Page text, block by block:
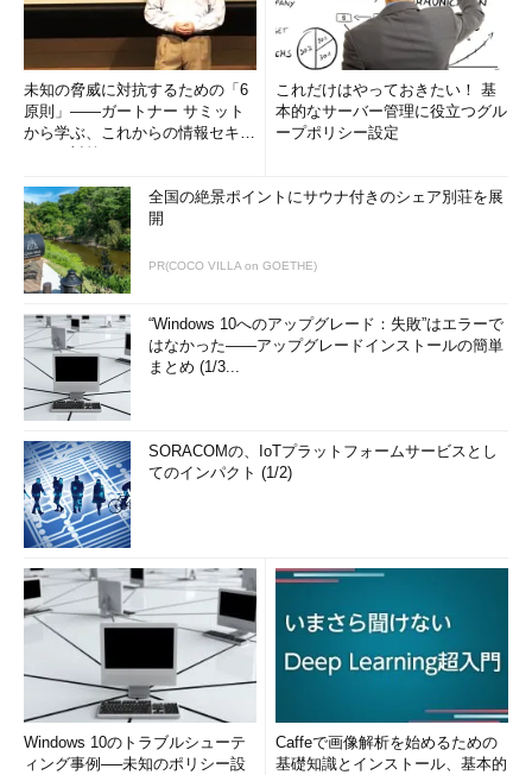
未知の脅威に対抗するための「6
原則」――ガートナー サミット
から学ぶ、これからの情報セキュ
これだけはやっておきたい！ 基
本的なサーバー管理に役立つグル
ープポリシー設定
全国の絶景ポイントにサウナ付きのシェア別荘を展
開
PR(COCO VILLA on GOETHE)
“Windows 10へのアップグレード：失敗”はエラーで
はなかった――アップグレードインストールの簡単
まとめ (1/3...
SORACOMの、IoTプラットフォームサービスとし
てのインパクト (1/2)
Windows 10のトラブルシューテ
ィング事例──未知のポリシー設
Caffeで画像解析を始めるための
基礎知識とインストール、基本的